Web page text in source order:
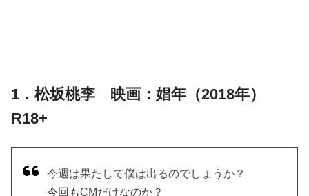
1．松坂桃李 映画：娼年（2018年）
R18+
今週は果たして僕は出るのでしょうか？
今回もCMだけなのか？